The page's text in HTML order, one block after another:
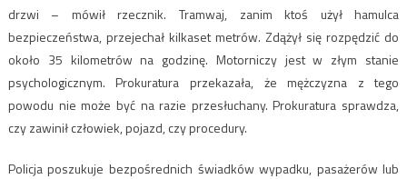
drzwi – mówił rzecznik. Tramwaj, zanim ktoś użył hamulca
bezpieczeństwa, przejechał kilkaset metrów. Zdążył się rozpędzić do
około 35 kilometrów na godzinę. Motorniczy jest w złym stanie
psychologicznym. Prokuratura przekazała, że mężczyzna z tego
powodu nie może być na razie przesłuchany. Prokuratura sprawdza,
czy zawinił człowiek, pojazd, czy procedury.
Policja poszukuje bezpośrednich świadków wypadku, pasażerów lub